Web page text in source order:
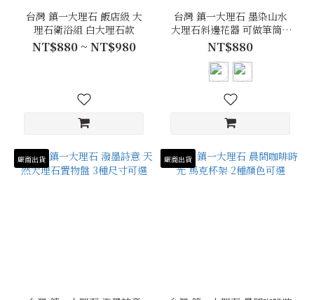
台灣 鎮一大理石 飯店級 大
理石衛浴組 白大理石款
NT$880 ~ NT$980
台灣 鎮一大理石 墨染山水
大理石斜邊花器 可做筆筒 2
色可選
NT$880
廠商出貨 廠商出貨